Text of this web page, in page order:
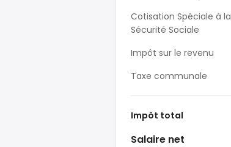
Cotisation Spéciale à la
Sécurité Sociale
Impôt sur le revenu
Taxe communale
Impôt total
Salaire net